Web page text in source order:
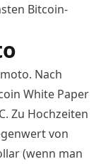
Bitcoin-
Nach
White Paper
Zu Hochzeiten
von
(wenn man